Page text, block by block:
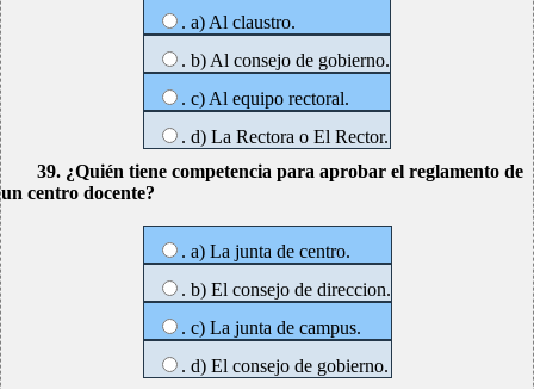
. a) Al claustro.
. b) Al consejo de gobierno.
. c) Al equipo rectoral.
. d) La Rectora o El Rector.
39. ¿Quién tiene competencia para aprobar el reglamento de
un centro docente?
. a) La junta de centro.
. b) El consejo de direccion.
. c) La junta de campus.
. d) El consejo de gobierno.